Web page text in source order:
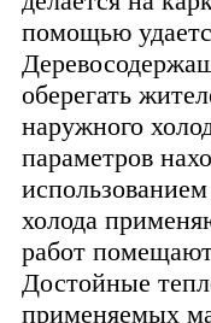
помощью
оберегать
наружного
параметров
холода
работ
Достойные
применяемых